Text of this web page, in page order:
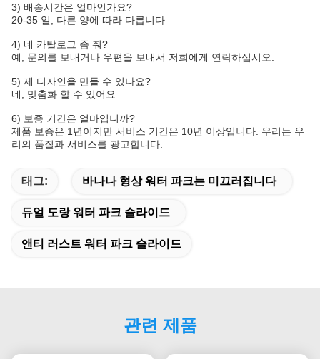
3) 배송시간은 얼마인가요?
20-35 일, 다른 양에 따라 다릅니다
4) 네 카탈로그 좀 줘?
예, 문의를 보내거나 우편을 보내서 저희에게 연락하십시오.
5) 제 디자인을 만들 수 있나요?
네, 맞춤화 할 수 있어요
6) 보증 기간은 얼마입니까?
제품 보증은 1년이지만 서비스 기간은 10년 이상입니다. 우리는 우
리의 품질과 서비스를 광고합니다.
태그: 바나나 형상 워터 파크는 미끄러집니다
듀얼 도랑 워터 파크 슬라이드
앤티 러스트 워터 파크 슬라이드
관련 제품